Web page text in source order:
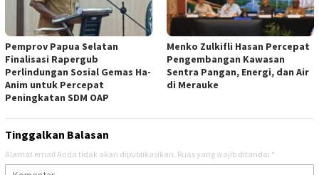
Pemprov Papua Selatan
Finalisasi Rapergub
Perlindungan Sosial Gemas Ha-
Anim untuk Percepat
Peningkatan SDM OAP
Menko Zulkifli Hasan Percepat
Pengembangan Kawasan
Sentra Pangan, Energi, dan Air
di Merauke
Tinggalkan Balasan
Alamat email Anda tidak akan dipublikasikan. Ruas yang wajib ditandai *